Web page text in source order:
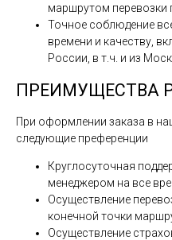
маршрутом перевозки
Точное соблюдение
времени и качеству,
России, в т.ч. и из
ПРЕИМУЩЕСТВА
При оформлении заказа в
следующие преференции
Круглосуточная
менеджером на все
Осуществление
конечной точки
Осуществление